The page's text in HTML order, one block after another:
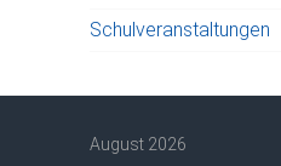
Schulveranstaltungen
August 2026